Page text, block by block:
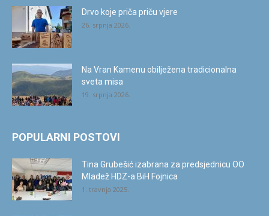
Drvo koje priča priču vjere
26. srpnja 2026.
Na Vran Kamenu obilježena tradicionalna
sveta misa
19. srpnja 2026.
POPULARNI POSTOVI
Tina Grubešić izabrana za predsjednicu OO
Mladež HDZ-a BiH Fojnica
1. travnja 2025.